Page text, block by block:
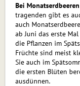
Bei
tragenden gibt es
auch
ab Juni das erste
die Pflanzen im
Früchte sind meist
Sie auch im
die ersten Blüten
ausdünnen.